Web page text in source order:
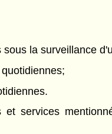
la surveillance
et services